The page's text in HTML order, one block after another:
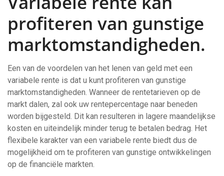
profiteren van gunstige
marktomstandigheden.
Een van de voordelen van het lenen van geld met een
variabele rente is dat u kunt profiteren van gunstige
marktomstandigheden. Wanneer de rentetarieven op de
markt dalen, zal ook uw rentepercentage naar beneden
worden bijgesteld. Dit kan resulteren in lagere maandelijkse
kosten en uiteindelijk minder terug te betalen bedrag. Het
flexibele karakter van een variabele rente biedt dus de
mogelijkheid om te profiteren van gunstige ontwikkelingen
op de financiële markten.